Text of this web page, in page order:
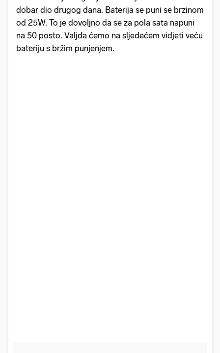
dobar dio drugog dana. Baterija se puni se brzinom
od 25W. To je dovoljno da se za pola sata napuni
na 50 posto. Valjda ćemo na sljedećem vidjeti veću
bateriju s bržim punjenjem.